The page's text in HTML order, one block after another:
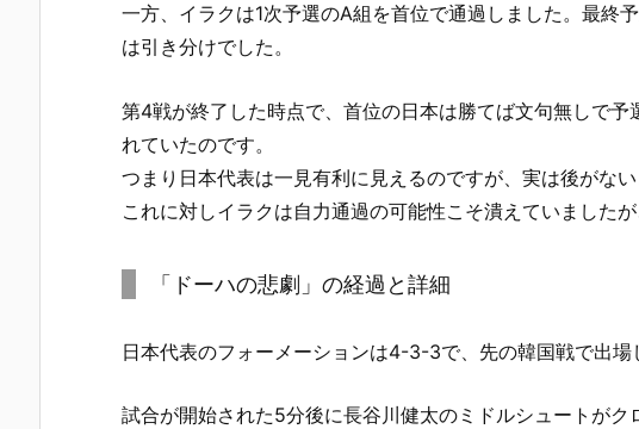
一方、イラクは1次予選のA組を首位で通過しました。最終
は引き分けでした。
第4戦が終了した時点で、首位の日本は勝てば文句無しで
れていたのです。
つまり日本代表は一見有利に見えるのですが、実は後がな
これに対しイラクは自力通過の可能性こそ潰えていました
「ドーハの悲劇」の経過と詳細
日本代表のフォーメーションは4-3-3で、先の韓国戦で出
試合が開始された5分後に長谷川健太のミドルシュートが